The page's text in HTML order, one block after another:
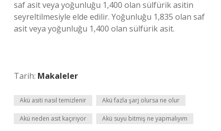
saf asit veya yoğunluğu 1,400 olan sülfürik asitin
seyreltilmesiyle elde edilir. Yoğunluğu 1,835 olan saf
asit veya yoğunluğu 1,400 olan sülfürik asit.
Tarih: Makaleler
Akü asiti nasıl temizlenir Akü fazla şarj olursa ne olur
Akü neden asit kaçırıyor Akü suyu bitmiş ne yapmalıyım